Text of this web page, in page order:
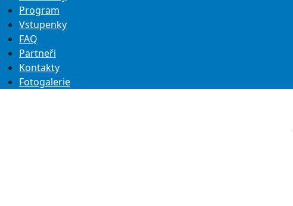
Program
Vstupenky
FAQ
Partneři
Kontakty
Fotogalerie